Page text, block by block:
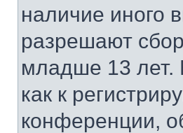
наличие иного
разрешают
младше 13 лет.
как к
конференции,